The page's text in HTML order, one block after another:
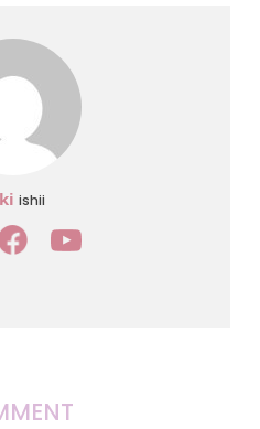
ishii